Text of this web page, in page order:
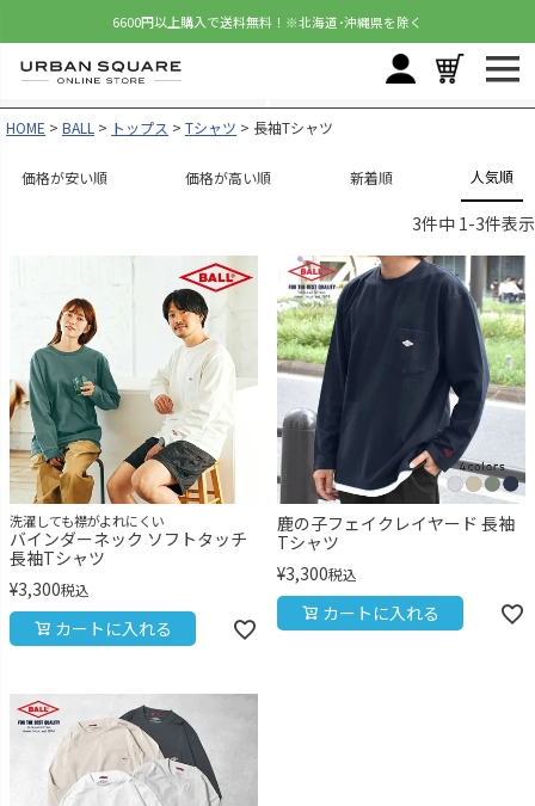
6600円以上購入で送料無料！ ※北海道･沖縄県を除く
HOME BALL トップス Tシャツ 長袖Tシャツ
価格が安い順 価格が高い順 新着順 人気順
3件中 1-3件表示
洗濯しても襟がよれにくい
バインダーネック ソフトタッチ
長袖Tシャツ
¥3,300税込
カートに入れる
鹿の子フェイクレイヤード 長袖
Tシャツ
¥3,300税込
カートに入れる